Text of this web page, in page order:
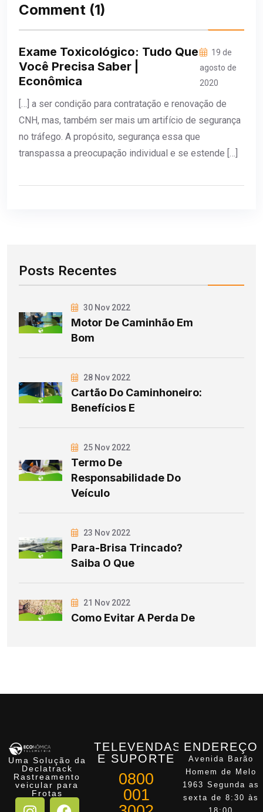
Comment (1)
Exame Toxicológico: Tudo Que
Você Precisa Saber |
Econômica
19 de
agosto de
2020
[…] a ser condição para contratação e renovação de
CNH, mas, também ser mais um artifício de segurança
no tráfego. A propósito, segurança essa que
transpassa a preocupação individual e se estende […]
Posts Recentes
30 Nov 2022
Motor De Caminhão Em
Bom
28 Nov 2022
Cartão Do Caminhoneiro:
Benefícios E
25 Nov 2022
Termo De
Responsabilidade Do
Veículo
23 Nov 2022
Para-Brisa Trincado?
Saiba O Que
21 Nov 2022
Como Evitar A Perda De
Uma Solução da
Declatrack
Rastreamento
veicular para
Frotas
TELEVENDAS
E SUPORTE
0800
001
ENDEREÇO
Avenida Barão
Homem de Melo
1963 Segunda as
sexta de 8:30 às